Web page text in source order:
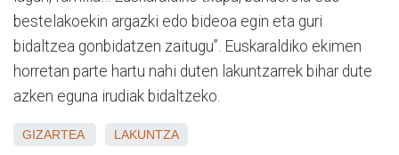
bestelakoekin argazki edo bideoa egin eta guri
bidaltzea gonbidatzen zaitugu”. Euskaraldiko ekimen
horretan parte hartu nahi duten lakuntzarrek bihar dute
azken eguna irudiak bidaltzeko.
GIZARTEA LAKUNTZA